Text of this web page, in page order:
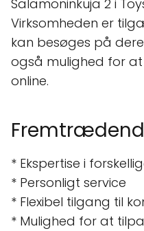
Salamoninkuja 2 i
Virksomheden er
kan besøges på
også mulighed for
online.
* Ekspertise i
* Personligt service
* Flexibel tilgang til
* Mulighed for at